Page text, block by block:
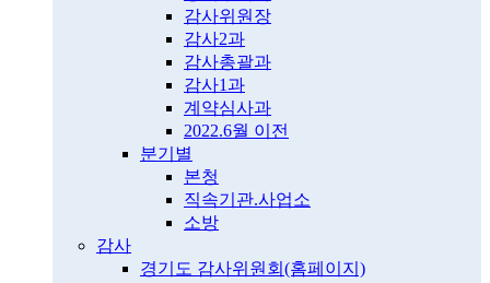
감사위원장
감사2과
감사총괄과
감사1과
계약심사과
2022.6월 이전
분기별
본청
직속기관.사업소
소방
감사
경기도 감사위원회(홈페이지)